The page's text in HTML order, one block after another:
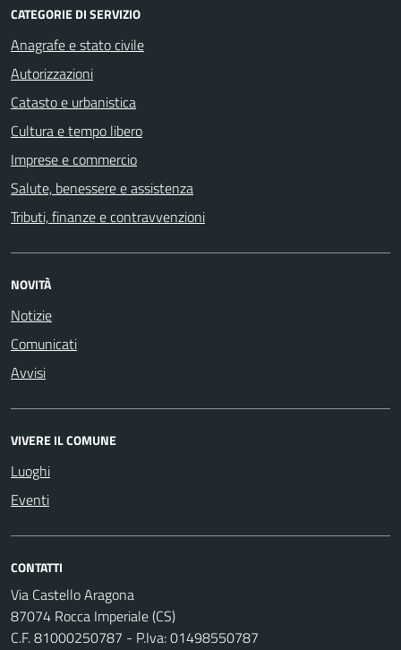
CATEGORIE DI SERVIZIO
Anagrafe e stato civile
Autorizzazioni
Catasto e urbanistica
Cultura e tempo libero
Imprese e commercio
Salute, benessere e assistenza
Tributi, finanze e contravvenzioni
NOVITÀ
Notizie
Comunicati
Avvisi
VIVERE IL COMUNE
Luoghi
Eventi
CONTATTI
Via Castello Aragona
87074 Rocca Imperiale (CS)
C.F. 81000250787 - P.Iva: 01498550787